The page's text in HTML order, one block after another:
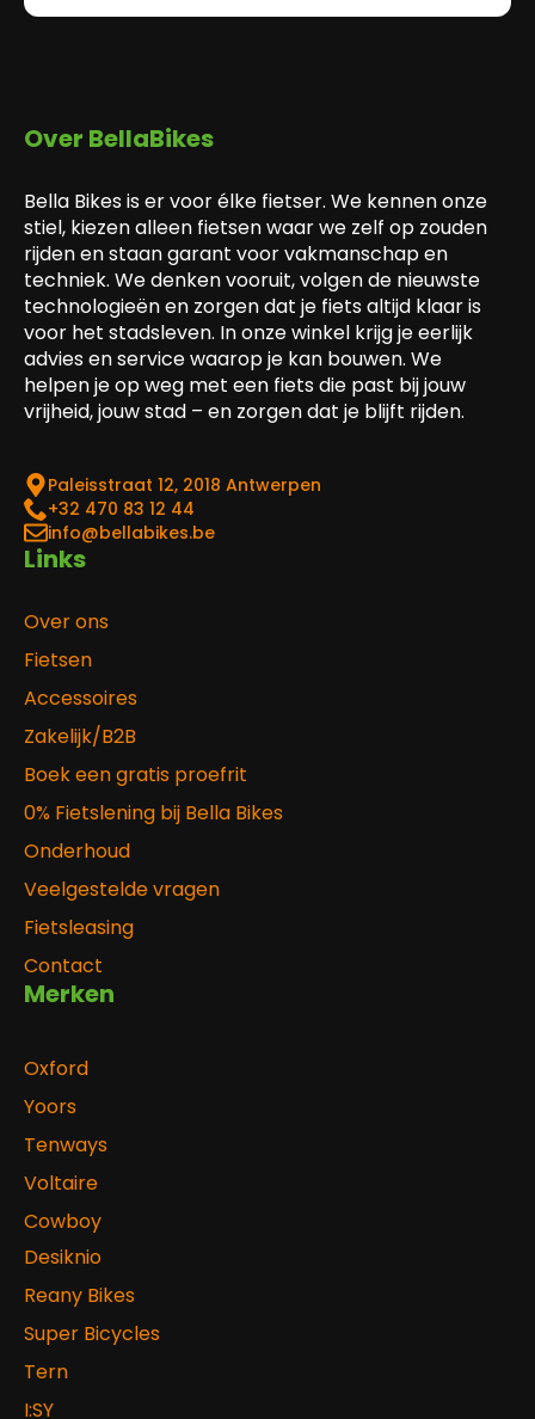
Over BellaBikes
Bella Bikes is er voor élke fietser. We kennen onze
stiel, kiezen alleen fietsen waar we zelf op zouden
rijden en staan garant voor vakmanschap en
techniek. We denken vooruit, volgen de nieuwste
technologieën en zorgen dat je fiets altijd klaar is
voor het stadsleven. In onze winkel krijg je eerlijk
advies en service waarop je kan bouwen. We
helpen je op weg met een fiets die past bij jouw
vrijheid, jouw stad – en zorgen dat je blijft rijden.
Paleisstraat 12, 2018 Antwerpen
‎+32 470 83 12 44
info@bellabikes.be
Links
Over ons
Fietsen
Accessoires
Zakelijk/B2B
Boek een gratis proefrit
0% Fietslening bij Bella Bikes
Onderhoud
Veelgestelde vragen
Fietsleasing
Contact
Merken
Oxford
Yoors
Tenways
Voltaire
Cowboy
Desiknio
Reany Bikes
Super Bicycles
Tern
I:SY